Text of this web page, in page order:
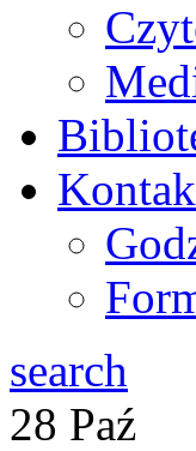
search
28 Paź